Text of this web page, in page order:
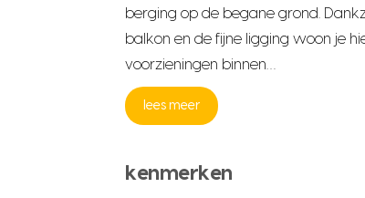
berging op de begane grond.
balkon en de fijne ligging woon je
voorzieningen binnen…
lees meer
kenmerken